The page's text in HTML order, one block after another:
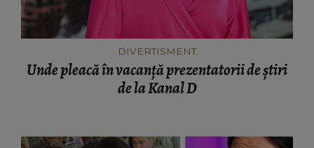
DIVERTISMENT
Unde pleacă în vacanță prezentatorii de știri
de la Kanal D